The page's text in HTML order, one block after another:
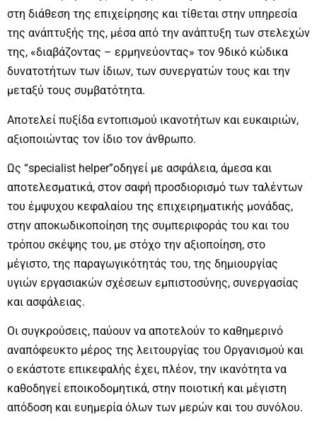
στη διάθεση της επιχείρησης και τίθεται στην υπηρεσία
της ανάπτυξής της, μέσα από την ανάπτυξη των στελεχών
της, «διαβάζοντας – ερμηνεύοντας» τον 9δικό κώδικα
δυνατοτήτων των ίδιων, των συνεργατών τους και την
μεταξύ τους συμβατότητα.
Αποτελεί πυξίδα εντοπισμού ικανοτήτων και ευκαιριών,
αξιοποιώντας τον ίδιο τον άνθρωπο.
Ως “specialist helper”oδηγεί με ασφάλεια, άμεσα και
αποτελεσματικά, στον σαφή προσδιορισμό των ταλέντων
του έμψυχου κεφαλαίου της επιχειρηματικής μονάδας,
στην αποκωδικοποίηση της συμπεριφοράς του και του
τρόπου σκέψης του, με στόχο την αξιοποίηση, στο
μέγιστο, της παραγωγικότητάς του, της δημιουργίας
υγιών εργασιακών σχέσεων εμπιστοσύνης, συνεργασίας
και ασφάλειας.
Οι συγκρούσεις, παύουν να αποτελούν το καθημερινό
αναπόφευκτο μέρος της λειτουργίας του Οργανισμού και
ο εκάστοτε επικεφαλής έχει, πλέον, την ικανότητα να
καθοδηγεί εποικοδομητικά, στην ποιοτική και μέγιστη
απόδοση και ευημερία όλων των μερών και του συνόλου.